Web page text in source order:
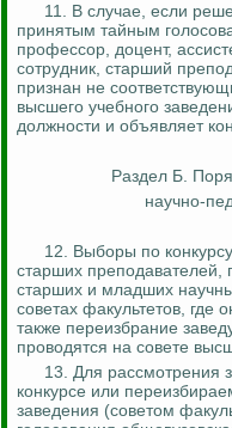
11. В случае, если
принятым тайным
профессор, доцент,
сотрудник, старший
признан не
высшего учебного
должности и объявляет
Раздел Б.
научно-
12. Выборы по
старших преподавателей,
старших и младших
советах факультетов, где
также переизбрание
проводятся на совете
13. Для рассмотрения
конкурсе или
заведения (советом